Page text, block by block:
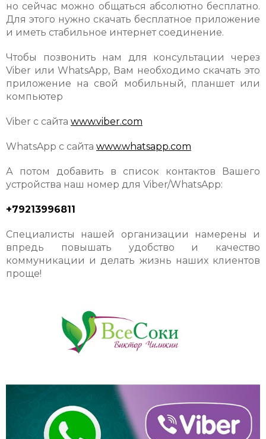
но сейчас можно общаться абсолютно бесплатно.
Для этого нужно скачать бесплатное приложение
и иметь стабильное интернет соединение.
Чтобы позвонить нам для консультации через
Viber или WhatsApp, Вам необходимо скачать это
приложение на свой мобильный, планшет или
компьютер
Viber с сайта www.viber.com
WhatsApp с сайта www.whatsapp.com
А потом добавить в список контактов Вашего
устройства наш номер для Viber/WhatsApp:
+79213996811
Специалисты нашей организации намерены и
впредь повышать удобство и качество
коммуникации и делать жизнь наших клиентов
проще!